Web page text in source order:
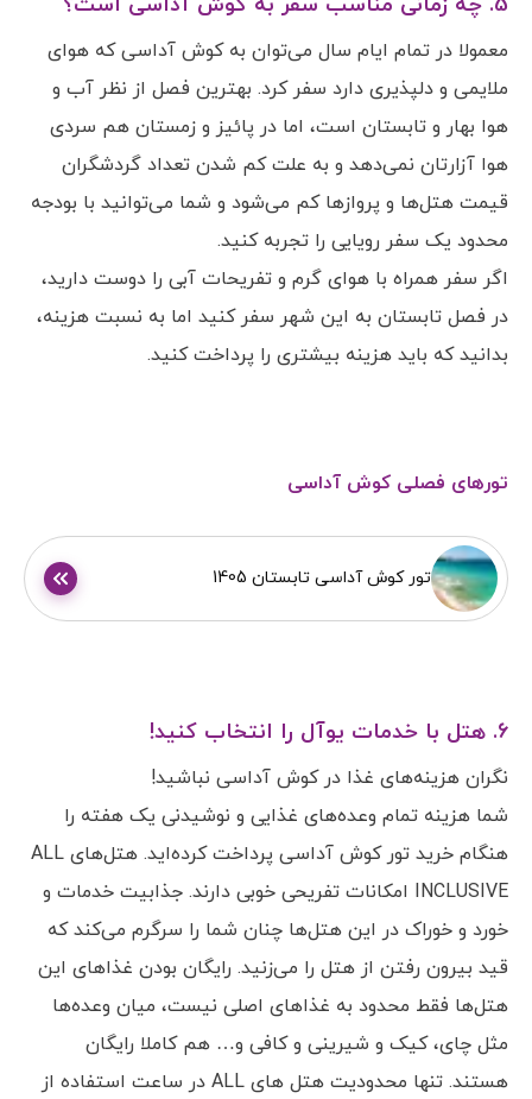
معمولا در تمام ایام سال می‌توان به کوش آداسی که هوای
ملایمی و دلپذیری دارد سفر کرد. بهترین فصل از نظر آب و
هوا بهار و تابستان است، اما در پائیز و زمستان هم سردی
هوا آزارتان نمی‌دهد و به علت کم شدن تعداد گردشگران
قیمت هتل‌ها و پروازها کم می‌شود و شما می‌توانید با بودجه
محدود یک سفر رویایی را تجربه کنید.
اگر سفر همراه با هوای گرم و تفریحات آبی را دوست دارید،
در فصل تابستان به این شهر سفر کنید اما به نسبت هزینه،
بدانید که باید هزینه بیشتری را پرداخت کنید.
تورهای فصلی کوش آداسی
تور کوش آداسی تابستان 1405
6. هتل با خدمات یوآل را انتخاب کنید!
نگران هزینه‌های غذا در کوش آداسی نباشید!
شما هزینه تمام وعده‌های غذایی و نوشیدنی یک هفته را
هنگام خرید تور کوش آداسی پرداخت کرده‌اید. هتل‌های ALL
INCLUSIVE امکانات تفریحی خوبی دارند. جذابیت خدمات و
خورد و خوراک در این هتل‌ها چنان شما را سرگرم می‌کند که
قید بیرون رفتن از هتل را می‌زنید. رایگان بودن غذاهای این
هتل‌ها فقط محدود به غذاهای اصلی نیست، میان وعده‌ها
مثل چای، کیک و شیرینی و کافی و… هم کاملا رایگان
هستند. تنها محدودیت هتل های ALL در ساعت استفاده از